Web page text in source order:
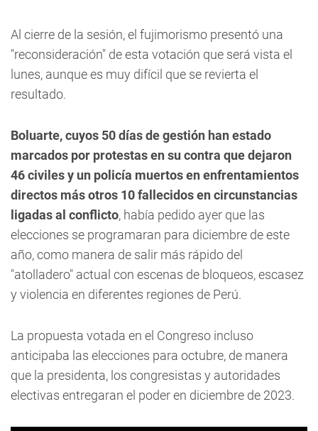
Al cierre de la sesión, el fujimorismo presentó una
"reconsideración" de esta votación que será vista el
lunes, aunque es muy difícil que se revierta el
resultado.
Boluarte, cuyos 50 días de gestión han estado
marcados por protestas en su contra que dejaron
46 civiles y un policía muertos en enfrentamientos
directos más otros 10 fallecidos en circunstancias
ligadas al conflicto, había pedido ayer que las
elecciones se programaran para diciembre de este
año, como manera de salir más rápido del
"atolladero" actual con escenas de bloqueos, escasez
y violencia en diferentes regiones de Perú.
La propuesta votada en el Congreso incluso
anticipaba las elecciones para octubre, de manera
que la presidenta, los congresistas y autoridades
electivas entregaran el poder en diciembre de 2023.